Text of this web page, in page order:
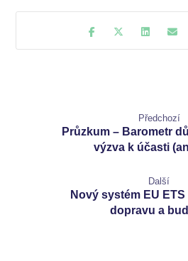
Předchozí
Průzkum – Barometr
výzva k účasti
Další
Nový systém EU
dopravu a